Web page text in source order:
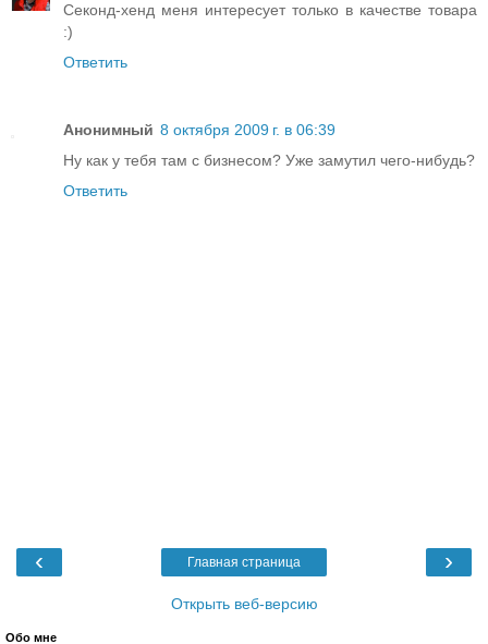
Секонд-хенд меня интересует только в качестве товара
:)
Ответить
Анонимный 8 октября 2009 г. в 06:39
Ну как у тебя там с бизнесом? Уже замутил чего-нибудь?
Ответить
‹ ›
Главная страница
Открыть веб-версию
Обо мне